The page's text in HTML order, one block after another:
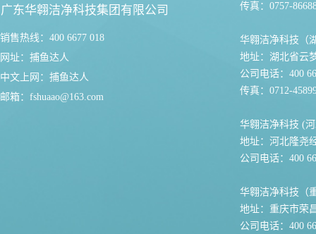
广东华翱洁净科技集团有限公司
销售热线：400 6677 018
网址： 捕鱼达人
中文上网： 捕鱼达人
邮箱： fshuaao@163.com
传真：0757-
华翱洁净科技（
地址：湖北省云
公司电话：400
传真：0712-
华翱洁净科技 (
地址：河北隆尧
公司电话：400
华翱洁净科技（
地址：重庆市荣
公司电话：400